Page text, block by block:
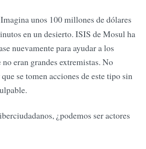
unos 100 millones de dólares
en un desierto. ISIS de Mosul ha
nuevamente para ayudar a los
eran grandes extremistas. No
se tomen acciones de este tipo sin
¿podemos ser actores